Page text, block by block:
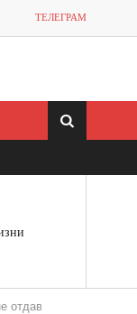
ТЕЛЕГРАМ
«Шведская история